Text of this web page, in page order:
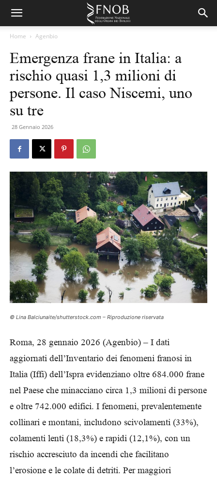
Home Agenbio
Emergenza frane in Italia: a
rischio quasi 1,3 milioni di
persone. Il caso Niscemi, uno
su tre
28 Gennaio 2026
© Lina Balciunaite/shutterstock.com – Riproduzione riservata
Roma, 28 gennaio 2026 (Agenbio) – I dati
aggiornati dell’Inventario dei fenomeni franosi in
Italia (Iffi) dell’Ispra evidenziano oltre 684.000 frane
nel Paese che minacciano circa 1,3 milioni di persone
e oltre 742.000 edifici. I fenomeni, prevalentemente
collinari e montani, includono scivolamenti (33%),
colamenti lenti (18,3%) e rapidi (12,1%), con un
rischio accresciuto da incendi che facilitano
l’erosione e le colate di detriti. Per maggiori